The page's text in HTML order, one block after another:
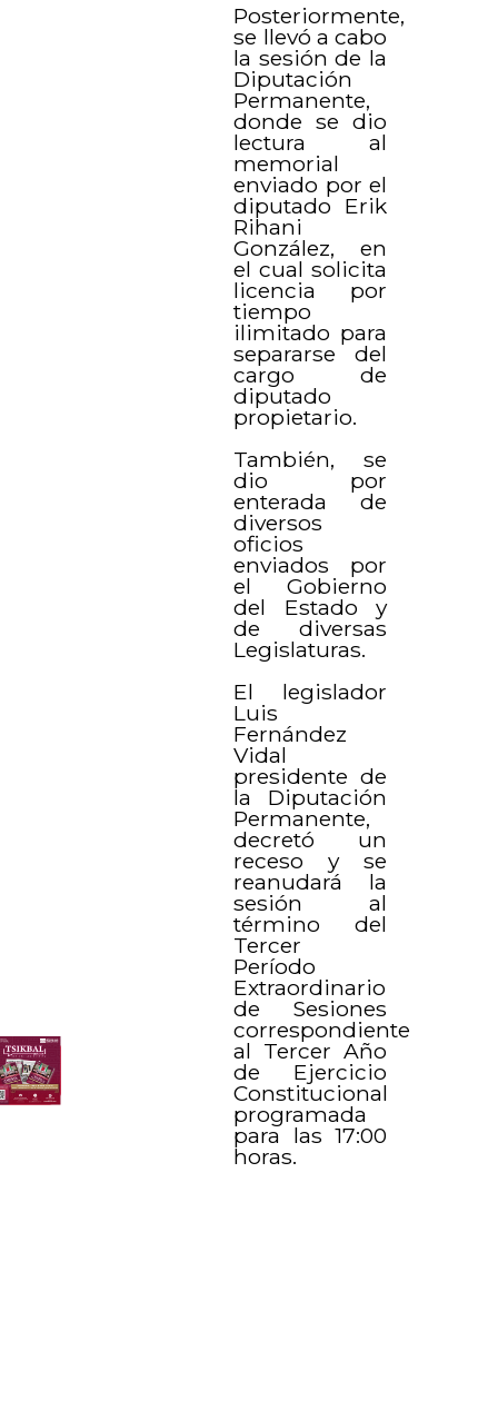
Posteriormente,
se llevó a cabo
la sesión de la
Diputación
Permanente,
donde se dio
lectura al
memorial
enviado por el
diputado Erik
Rihani
González, en
el cual solicita
licencia por
tiempo
ilimitado para
separarse del
cargo de
diputado
propietario.
También, se
dio por
enterada de
diversos
oficios
enviados por
el Gobierno
del Estado y
de diversas
Legislaturas.
El legislador
Luis
Fernández
Vidal
presidente de
la Diputación
Permanente,
decretó un
receso y se
reanudará la
sesión al
término del
Tercer
Período
Extraordinario
de Sesiones
correspondiente
al Tercer Año
de Ejercicio
Constitucional
programada
para las 17:00
horas.